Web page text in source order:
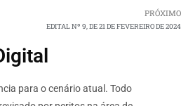
PRÓXIMO
EDITAL Nº 9, DE 21 DE FEVEREIRO DE 2024
para o cenário atual. Todo